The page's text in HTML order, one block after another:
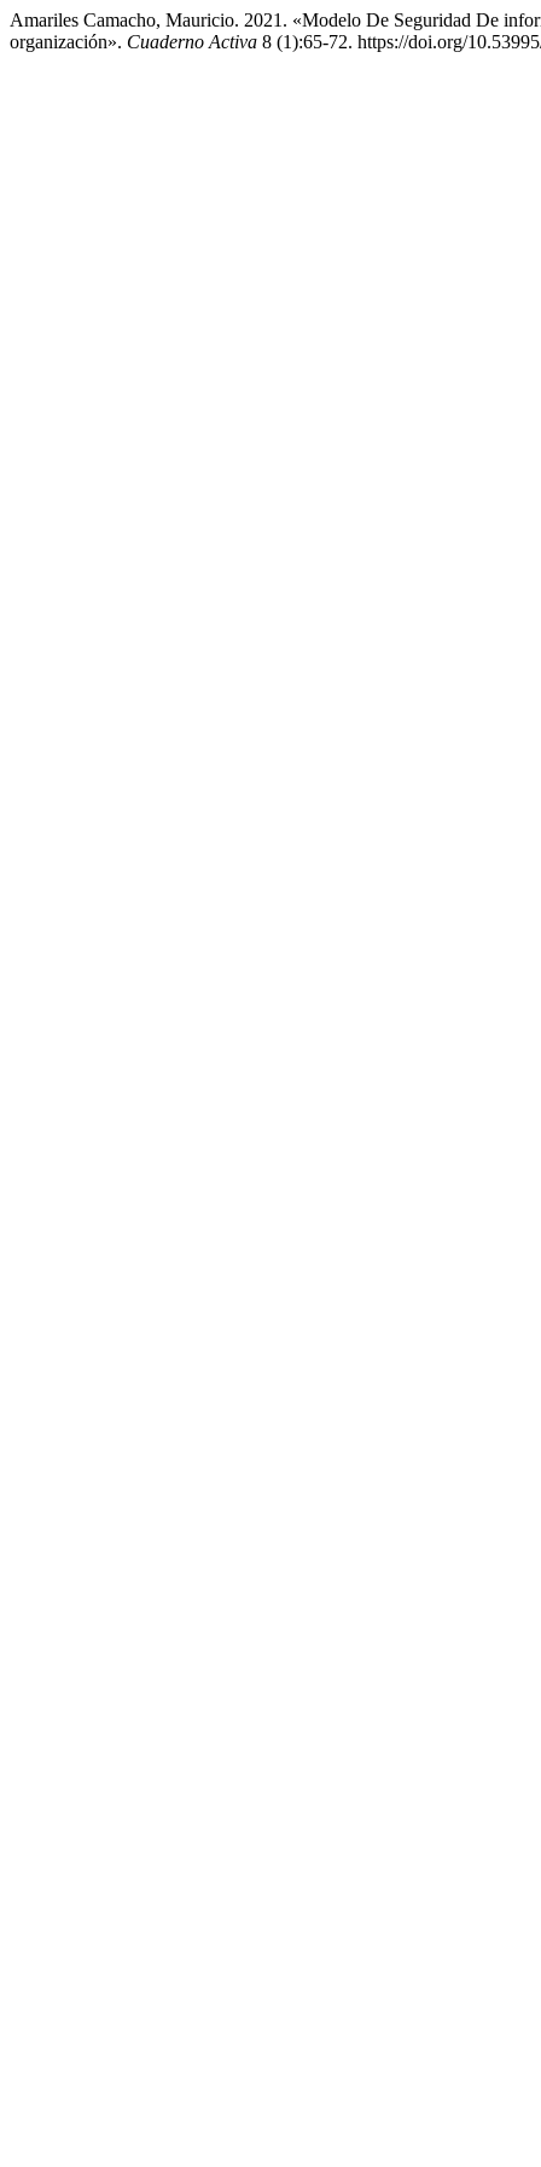
Amariles Camacho, Mauricio. 2021. «Modelo De Seguridad De
organización». Cuaderno Activa 8 (1):65-72. https://doi.org/